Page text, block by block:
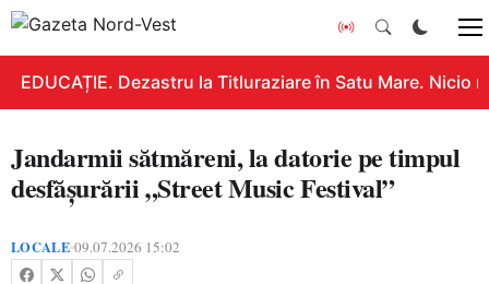
EDUCAȚIE. Dezastru la Titluraziare în Satu Mare. Nicio
Jandarmii sătmăreni, la datorie pe timpul
desfășurării „Street Music Festival”
LOCALE•09.07.2026 15:02